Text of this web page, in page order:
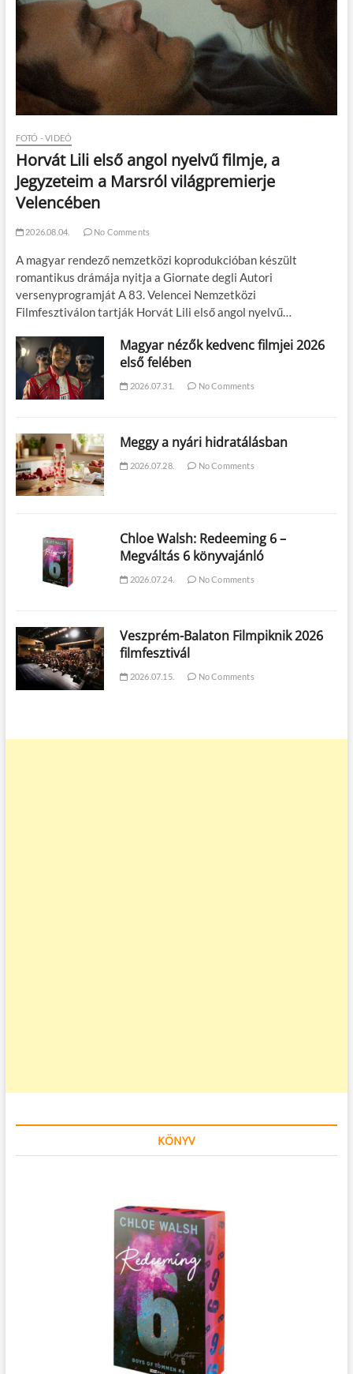
FOTÓ - VIDEÓ
Horvát Lili első angol nyelvű filmje, a
Jegyzeteim a Marsról világpremierje
Velencében
2026.08.04. No Comments
A magyar rendező nemzetközi koprodukcióban készült
romantikus drámája nyitja a Giornate degli Autori
versenyprogramját A 83. Velencei Nemzetközi
Filmfesztiválon tartják Horvát Lili első angol nyelvű…
Magyar nézők kedvenc filmjei 2026
első felében
2026.07.31. No Comments
Meggy a nyári hidratálásban
2026.07.28. No Comments
Chloe Walsh: Redeeming 6 –
Megváltás 6 könyvajánló
2026.07.24. No Comments
Veszprém-Balaton Filmpiknik 2026
filmfesztivál
2026.07.15. No Comments
KÖNYV